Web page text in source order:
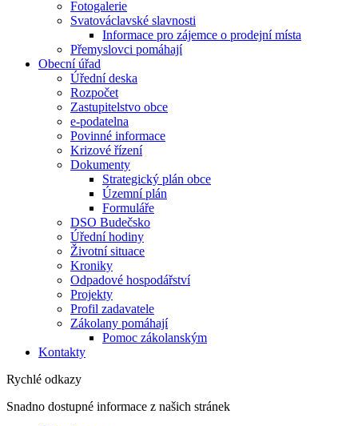
Fotogalerie
Svatováclavské slavnosti
Informace pro zájemce o prodejní místa
Přemyslovci pomáhají
Obecní úřad
Úřední deska
Rozpočet
Zastupitelstvo obce
e-podatelna
Povinné informace
Krizové řízení
Dokumenty
Strategický plán obce
Územní plán
Formuláře
DSO Budečsko
Úřední hodiny
Životní situace
Kroniky
Odpadové hospodářství
Projekty
Profil zadavatele
Zákolany pomáhají
Pomoc zákolanským
Kontakty
Rychlé odkazy
Snadno dostupné informace z našich stránek